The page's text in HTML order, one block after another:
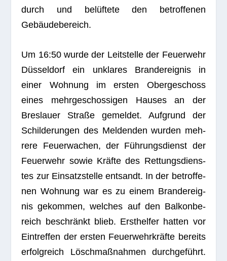
durch und belüf­tete den betrof­fe­nen
Gebäudebereich.
Um 16:50 wurde der Leit­stelle der Feu­er­wehr
Düs­sel­dorf ein unkla­res Brand­er­eig­nis in
einer Woh­nung im ers­ten Ober­ge­schoss
eines mehr­ge­schos­si­gen Hau­ses an der
Bres­lauer Straße gemel­det. Auf­grund der
Schil­de­run­gen des Mel­den­den wur­den meh­
rere Feu­er­wa­chen, der Füh­rungs­dienst der
Feu­er­wehr sowie Kräfte des Ret­tungs­diens­
tes zur Ein­satz­stelle ent­sandt. In der betrof­fe­
nen Woh­nung war es zu einem Brand­er­eig­
nis gekom­men, wel­ches auf den Bal­kon­be­
reich beschränkt blieb. Erst­hel­fer hat­ten vor
Ein­tref­fen der ers­ten Feu­er­wehr­kräfte bereits
erfolg­reich Lösch­maß­nah­men durch­ge­führt.